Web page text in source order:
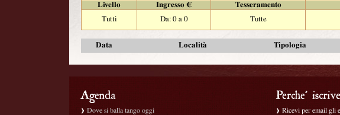
Livello
Ingresso €
Tesseramento
Tutti
Da: 0 a 0 Tutte
Data Località Tipologia
Dove si balla tango oggi
Ricevi per email gli